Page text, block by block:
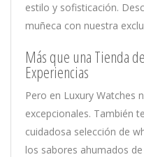
estilo y sofisticación.
muñeca con nuestra
Más que una Tienda
Experiencias
Pero en Luxury Watches
excepcionales. También
cuidadosa selección de
los sabores ahumados